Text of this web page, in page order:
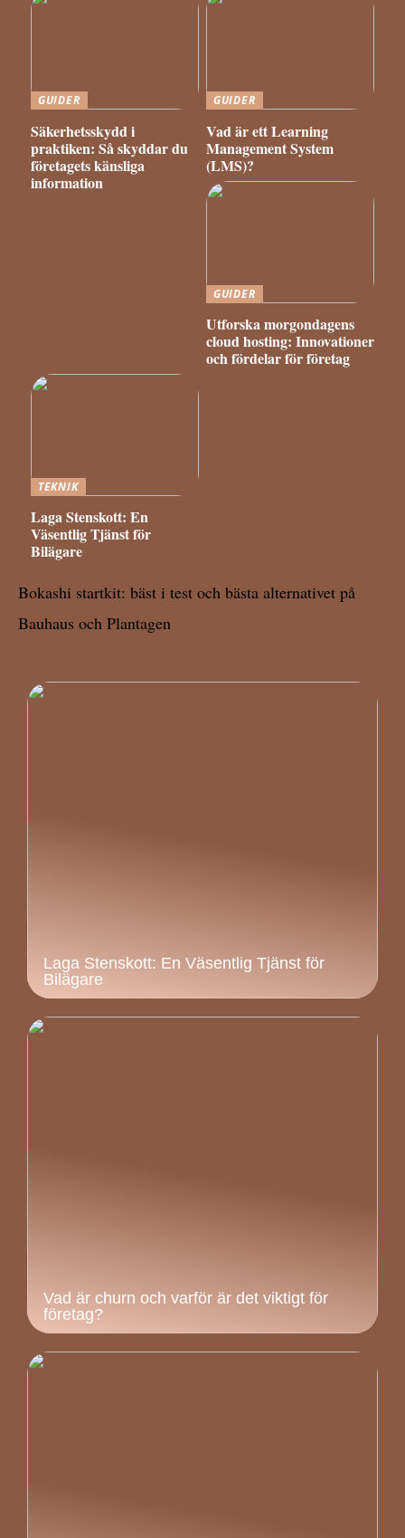
GUIDER
Säkerhetsskydd i
praktiken: Så skyddar du
företagets känsliga
information
GUIDER
Vad är ett Learning
Management System
(LMS)?
GUIDER
Utforska morgondagens
cloud hosting: Innovationer
och fördelar för företag
TEKNIK
Laga Stenskott: En
Väsentlig Tjänst för
Bilägare
Bokashi startkit: bäst i test och bästa alternativet på
Bauhaus och Plantagen
Laga Stenskott: En Väsentlig Tjänst för
Bilägare
Vad är churn och varför är det viktigt för
företag?